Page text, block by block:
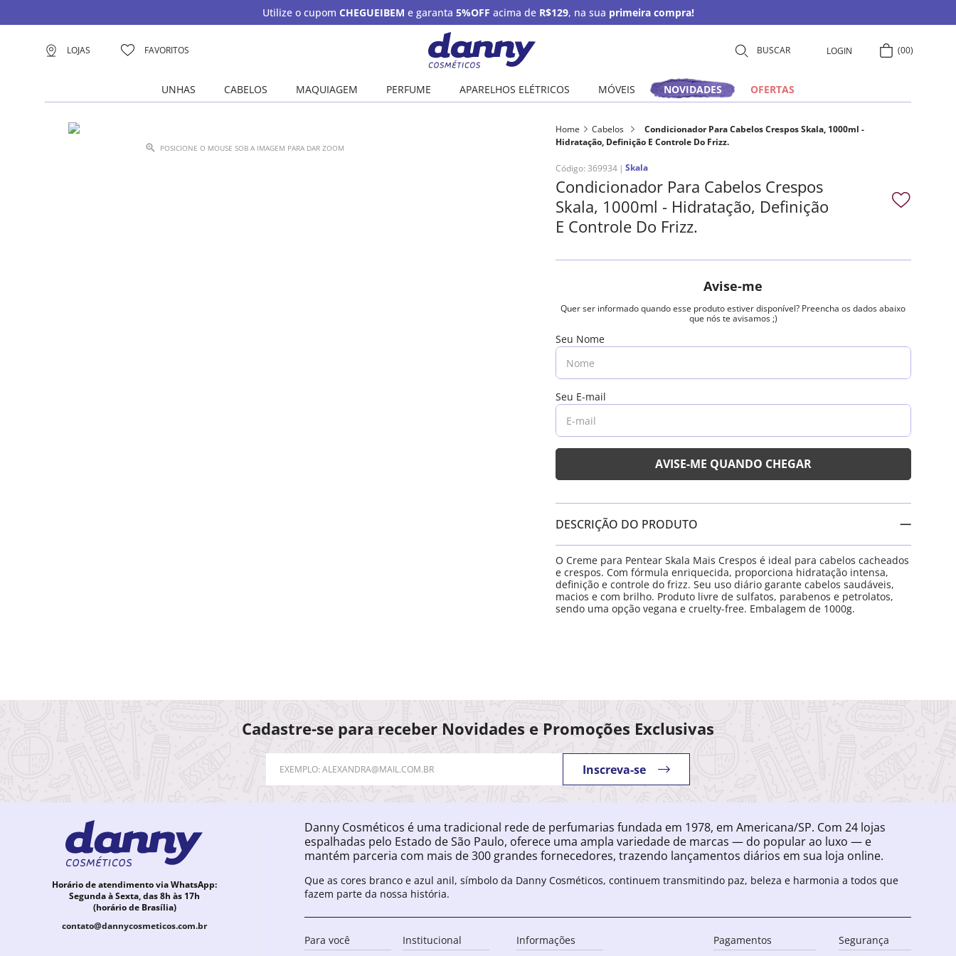
Utilize o cupom CHEGUEIBEM e garanta 5%OFF acima de R$129, na sua primeira compra!
LOJAS FAVORITOS LOGIN 00
UNHAS CABELOS MAQUIAGEM PERFUME APARELHOS ELÉTRICOS MÓVEIS NOVIDADES OFERTAS
POSICIONE O MOUSE SOB A IMAGEM PARA DAR ZOOM
Home Cabelos
Condicionador Para Cabelos Crespos Skala, 1000ml -
Hidratação, Definição E Controle Do Frizz.
Código: 369934 Skala
Condicionador Para Cabelos Crespos
Skala, 1000ml - Hidratação, Definição
E Controle Do Frizz.
DESCRIÇÃO DO PRODUTO
O Creme para Pentear Skala Mais Crespos é ideal para cabelos cacheados
e crespos. Com fórmula enriquecida, proporciona hidratação intensa,
definição e controle do frizz. Seu uso diário garante cabelos saudáveis,
macios e com brilho. Produto livre de sulfatos, parabenos e petrolatos,
sendo uma opção vegana e cruelty-free. Embalagem de 1000g.
Cadastre-se para receber Novidades e Promoções Exclusivas
Inscreva-se
Horário de atendimento via WhatsApp:
Segunda à Sexta, das 8h às 17h
(horário de Brasília)
contato@dannycosmeticos.com.br
Danny Cosméticos é uma tradicional rede de perfumarias fundada em 1978, em Americana/SP. Com 24 lojas
espalhadas pelo Estado de São Paulo, oferece uma ampla variedade de marcas — do popular ao luxo — e
mantém parceria com mais de 300 grandes fornecedores, trazendo lançamentos diários em sua loja online.
Que as cores branco e azul anil, símbolo da Danny Cosméticos, continuem transmitindo paz, beleza e harmonia a todos que
fazem parte da nossa história.
Para você Institucional Informações Pagamentos Segurança